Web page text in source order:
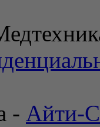
- Айти-